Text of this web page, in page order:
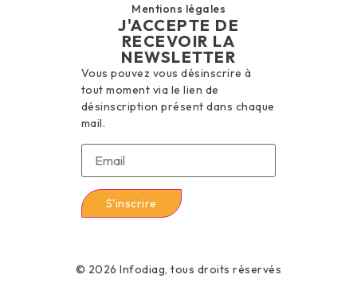
Mentions légales
J'ACCEPTE DE
RECEVOIR LA
NEWSLETTER
Vous pouvez vous désinscrire à
tout moment via le lien de
désinscription présent dans chaque
mail.
© 2026 Infodiag, tous droits réservés